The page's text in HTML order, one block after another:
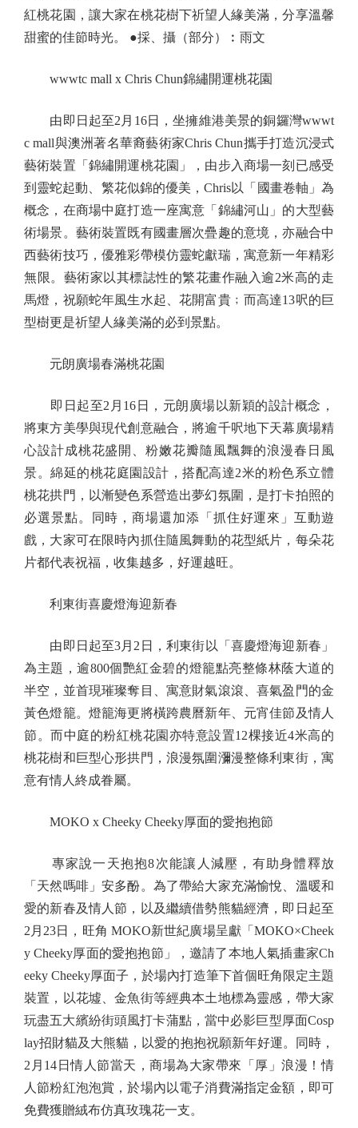
紅桃花園，讓大家在桃花樹下祈望人緣美滿，分享溫馨
甜蜜的佳節時光。 ●採、攝（部分）︰雨文
wwwtc mall x Chris Chun錦繡開運桃花園
由即日起至2月16日，坐擁維港美景的銅鑼灣wwwt
c mall與澳洲著名華裔藝術家Chris Chun攜手打造沉浸式
藝術裝置「錦繡開運桃花園」，由步入商場一刻已感受
到靈蛇起動、繁花似錦的優美，Chris以「國畫卷軸」為
概念，在商場中庭打造一座寓意「錦繡河山」的大型藝
術場景。藝術裝置既有國畫層次疊趣的意境，亦融合中
西藝術技巧，優雅彩帶模仿靈蛇獻瑞，寓意新一年精彩
無限。藝術家以其標誌性的繁花畫作融入逾2米高的走
馬燈，祝願蛇年風生水起、花開富貴﹔而高達13呎的巨
型樹更是祈望人緣美滿的必到景點。
元朗廣場春滿桃花園
即日起至2月16日，元朗廣場以新穎的設計概念，
將東方美學與現代創意融合，將逾千呎地下天幕廣場精
心設計成桃花盛開、粉嫩花瓣隨風飄舞的浪漫春日風
景。綿延的桃花庭園設計，搭配高達2米的粉色系立體
桃花拱門，以漸變色系營造出夢幻氛圍，是打卡拍照的
必選景點。同時，商場還加添「抓住好運來」互動遊
戲，大家可在限時內抓住隨風舞動的花型紙片，每朵花
片都代表祝福，收集越多，好運越旺。
利東街喜慶燈海迎新春
由即日起至3月2日，利東街以「喜慶燈海迎新春」
為主題，逾800個艷紅金碧的燈籠點亮整條林蔭大道的
半空，並首現璀璨奪目、寓意財氣滾滾、喜氣盈門的金
黃色燈籠。燈籠海更將橫跨農曆新年、元宵佳節及情人
節。而中庭的粉紅桃花園亦特意設置12棵接近4米高的
桃花樹和巨型心形拱門，浪漫氛圍瀰漫整條利東街，寓
意有情人終成眷屬。
MOKO x Cheeky Cheeky厚面的愛抱抱節
專家說一天抱抱8次能讓人減壓，有助身體釋放
「天然嗎啡」安多酚。為了帶給大家充滿愉悅、溫暖和
愛的新春及情人節，以及繼續借勢熊貓經濟，即日起至
2月23日，旺角 MOKO新世紀廣場呈獻「MOKO×Cheek
y Cheeky厚面的愛抱抱節」，邀請了本地人氣插畫家Ch
eeky Cheeky厚面子，於場內打造筆下首個旺角限定主題
裝置，以花墟、金魚街等經典本土地標為靈感，帶大家
玩盡五大繽紛街頭風打卡蒲點，當中必影巨型厚面Cosp
lay招財貓及大熊貓，以愛的抱抱祝願新年好運。同時，
2月14日情人節當天，商場為大家帶來「厚」浪漫！情
人節粉紅泡泡賞，於場內以電子消費滿指定金額，即可
免費獲贈絨布仿真玫瑰花一支。